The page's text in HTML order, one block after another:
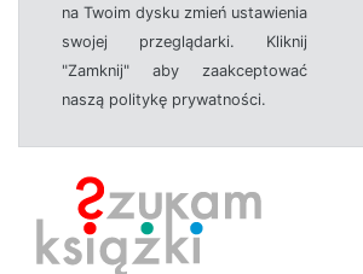
na Twoim dysku zmień ustawienia
swojej przeglądarki. Kliknij
"Zamknij" aby zaakceptować
naszą politykę prywatności.